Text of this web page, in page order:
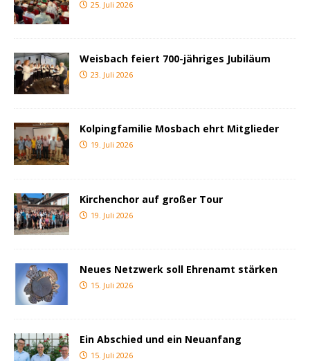
25. Juli 2026
Weisbach feiert 700-jähriges Jubiläum
23. Juli 2026
Kolpingfamilie Mosbach ehrt Mitglieder
19. Juli 2026
Kirchenchor auf großer Tour
19. Juli 2026
Neues Netzwerk soll Ehrenamt stärken
15. Juli 2026
Ein Abschied und ein Neuanfang
15. Juli 2026